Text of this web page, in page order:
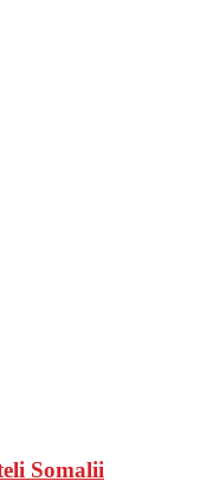
Somalii